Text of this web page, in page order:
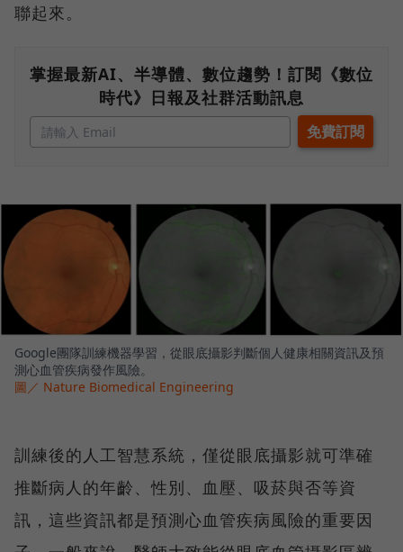
聯起來。
掌握最新AI、半導體、數位趨勢！訂閱《數位
時代》日報及社群活動訊息
Google團隊訓練機器學習，從眼底攝影判斷個人健康相關資訊及預
測心血管疾病發作風險。
圖／ Nature Biomedical Engineering
訓練後的人工智慧系統，僅從眼底攝影就可準確
推斷病人的年齡、性別、血壓、吸菸與否等資
訊，這些資訊都是預測心血管疾病風險的重要因